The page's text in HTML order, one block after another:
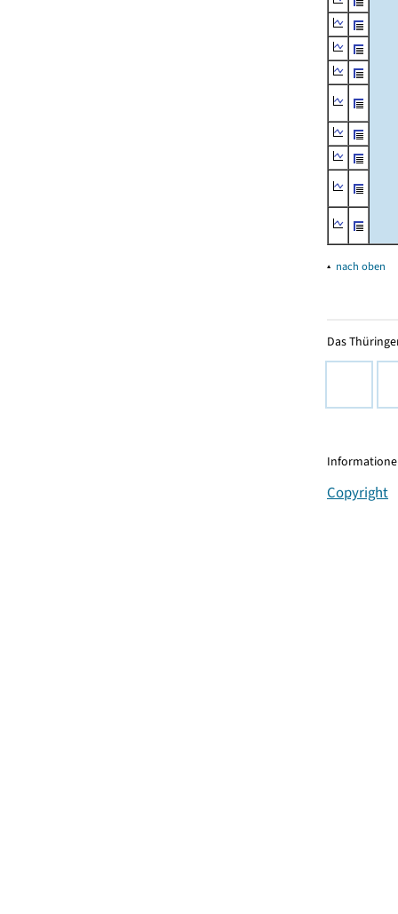
▴ nach oben
Das
Copyright